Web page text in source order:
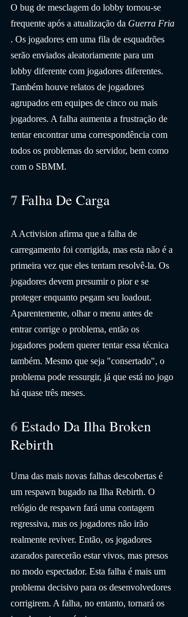
O bug de mesclagem do lobby tornou-se
frequente após a atualização da Guerra Fria
. Os jogadores em uma fila de esquadrões
serão enviados aleatoriamente para um
lobby diferente com jogadores diferentes.
Também houve relatos de jogadores
agrupados em equipes de cinco ou mais
jogadores. A falha aumenta a frustração de
tentar encontrar uma correspondência com
todos os problemas do servidor, bem como
com o SBMM.
7 Falha De Carga
A Activision afirma que a falha de
carregamento foi corrigida, mas esta não é a
primeira vez que eles tentam resolvê-la. Os
jogadores devem presumir o pior e se
proteger enquanto pegam seu loadout.
Aparentemente, olhar o menu antes de
entrar corrige o problema, então os
jogadores podem querer tentar essa técnica
também. Mesmo que seja "consertado", o
problema pode ressurgir, já que está no jogo
há quase três meses.
6 Estado Da Ilha Broken
Rebirth
Uma das mais novas falhas descobertas é
um respawn bugado na Ilha Rebirth. O
relógio de respawn fará uma contagem
regressiva, mas os jogadores não irão
realmente reviver. Então, os jogadores
azarados parecerão estar vivos, mas presos
no modo espectador. Esta falha é mais um
problema decisivo para os desenvolvedores
corrigirem. A falha, no entanto, tornará os